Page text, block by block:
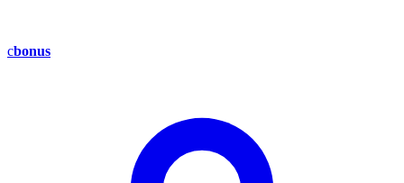
cbonus